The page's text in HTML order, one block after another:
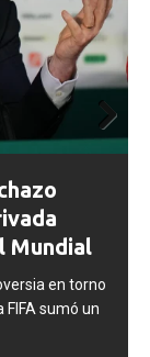
en
de
del Fútbol